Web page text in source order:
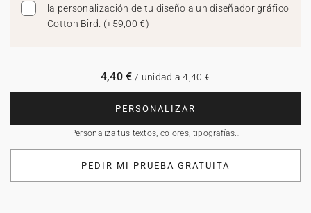
la personalización de tu diseño a un diseñador gráfico
Cotton Bird. (+59,00 €)
PERSONALIZAR
Personaliza tus textos, colores, tipografías…
4,40 € / unidad a 4,40 €
PEDIR MI PRUEBA GRATUITA